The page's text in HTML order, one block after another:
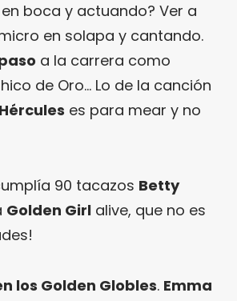
boca y actuando? Ver a
en solapa y cantando.
a la carrera como
de Oro… Lo de la canción
es para mear y no
90 tacazos Betty
Golden Girl alive, que no es
los Golden Globles. Emma